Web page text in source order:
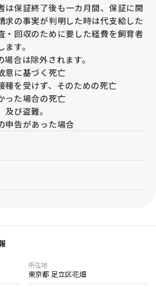
は保証終了後も一カ月間、保証に関
求の事実が判明した時は代支給した
・回収のために要した経費を飼育者
す。
合は除外されます。
意に基づく死亡
種を受けず、そのための死亡
った場合の死亡
び盗難。
申告があった場合
所在地
東京都 足立区花畑